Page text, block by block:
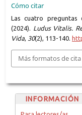
Cómo citar
Las cuatro preguntas
(2024). Ludus Vitalis.
Vida, 30(2), 113-140.
Más formatos de cita
INFORMACIÓN